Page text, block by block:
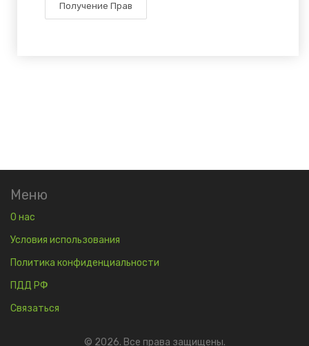
Получение Прав
Меню
О нас
Условия использования
Политика конфиденциальности
ПДД РФ
Связаться
© 2026. Все права защищены.